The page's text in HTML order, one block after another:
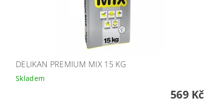
DELIKAN PREMIUM MIX 15 KG
Skladem
569 Kč